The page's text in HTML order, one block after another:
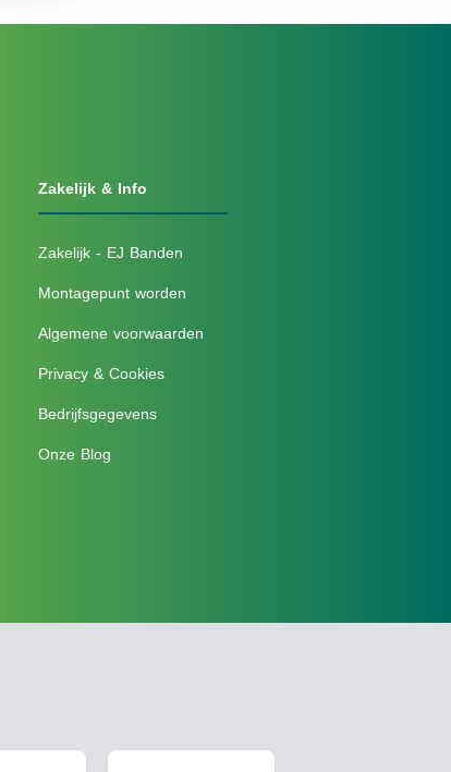
Zakelijk & Info
Zakelijk - EJ Banden
Montagepunt worden
Algemene voorwaarden
Privacy & Cookies
Bedrijfsgegevens
Onze Blog